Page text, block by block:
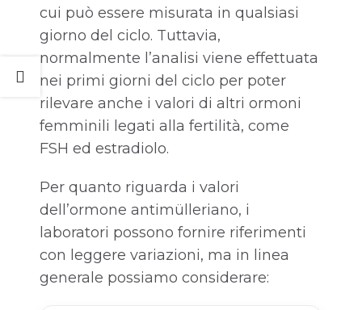
cui può essere misurata in qualsiasi
giorno del ciclo. Tuttavia,
normalmente l’analisi viene effettuata
nei primi giorni del ciclo per poter
rilevare anche i valori di altri ormoni
femminili legati alla fertilità, come
FSH ed estradiolo.
Per quanto riguarda i valori
dell’ormone antimülleriano, i
laboratori possono fornire riferimenti
con leggere variazioni, ma in linea
generale possiamo considerare: